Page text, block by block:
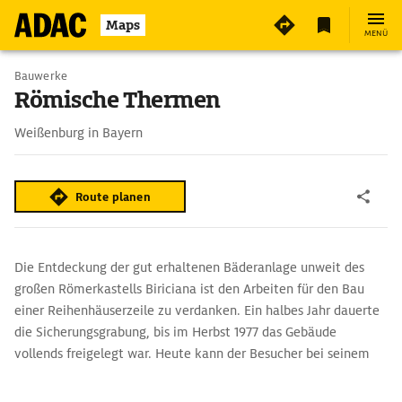
Maps MENÜ
Bauwerke
Römische Thermen
Weißenburg in Bayern
Route planen
Die Entdeckung der gut erhaltenen Bäderanlage unweit des
großen Römerkastells Biriciana ist den Arbeiten für den Bau
einer Reihenhäuserzeile zu verdanken. Ein halbes Jahr dauerte
die Sicherungsgrabung, bis im Herbst 1977 das Gebäude
vollends freigelegt war. Heute kann der Besucher bei seinem